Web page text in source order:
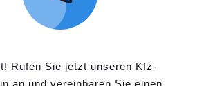
Rufen Sie jetzt unseren Kfz-